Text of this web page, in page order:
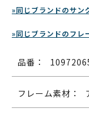
»同じブランドのサン
»同じブランドのフレ
品番：
フレーム素材：